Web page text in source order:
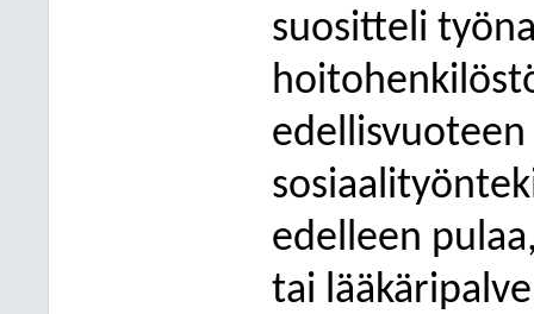
suositteli
edelleen
tai